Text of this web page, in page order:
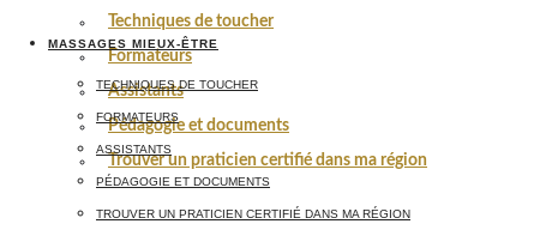
Techniques de toucher
Formateurs
Assistants
Pédagogie et documents
Trouver un praticien certifié dans ma région
MASSAGES MIEUX-ÊTRE
TECHNIQUES DE TOUCHER
FORMATEURS
ASSISTANTS
PÉDAGOGIE ET DOCUMENTS
TROUVER UN PRATICIEN CERTIFIÉ DANS MA RÉGION